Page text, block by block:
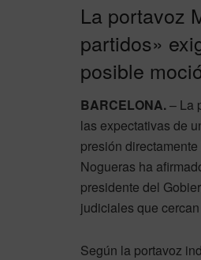
La portavoz
partidos»
posible
BARCELONA.– La
las expectativas de
presión
Nogueras ha
presidente del
judiciales que
Según la portavoz